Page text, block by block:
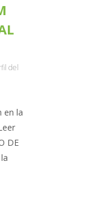
del
en la
DE